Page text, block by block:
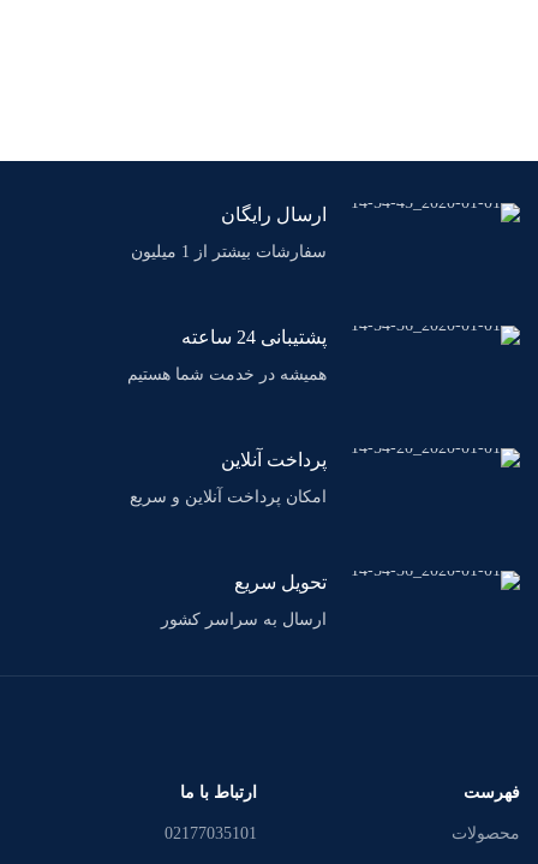
ارسال رایگان
سفارشات بیشتر از 1 میلیون
پشتیبانی 24 ساعته
همیشه در خدمت شما هستیم
پرداخت آنلاین
امکان پرداخت آنلاین و سریع
تحویل سریع
ارسال به سراسر کشور
فهرست
محصولات
ارتباط با ما
02177035101